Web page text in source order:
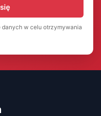
w celu otrzymywania